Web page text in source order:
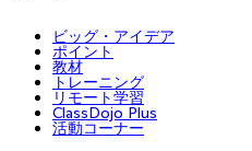
ビッグ・アイデア
ポイント
教材
トレーニング
リモート学習
ClassDojo Plus
活動コーナー